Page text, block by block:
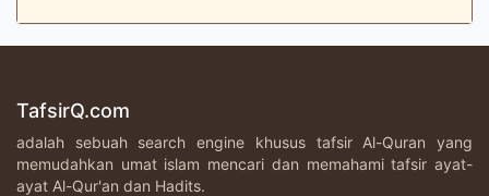
TafsirQ.com
adalah sebuah search engine khusus tafsir Al-Quran yang
memudahkan umat islam mencari dan memahami tafsir ayat-
ayat Al-Qur'an dan Hadits.